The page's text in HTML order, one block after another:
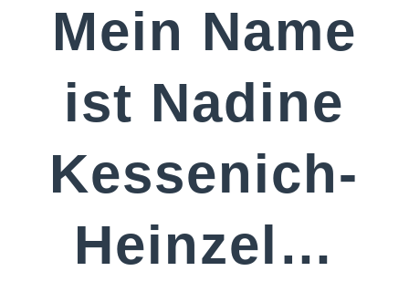
Mein Name
ist Nadine
Kessenich-
Heinzel…